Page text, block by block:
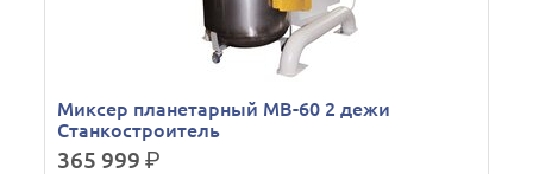
Миксер планетарный МВ-60 2 дежи
Станкостроитель
365 999р.